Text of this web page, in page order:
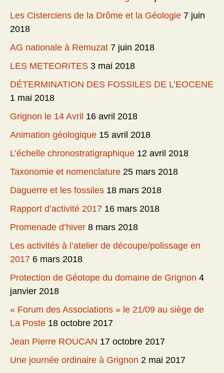
Les Cisterciens de la Drôme et la Géologie 7 juin
2018
AG nationale à Remuzat 7 juin 2018
LES METEORITES 3 mai 2018
DÉTERMINATION DES FOSSILES DE L’EOCENE
1 mai 2018
Grignon le 14 Avril 16 avril 2018
Animation géologique 15 avril 2018
L’échelle chronostratigraphique 12 avril 2018
Taxonomie et nomenclature 25 mars 2018
Daguerre et les fossiles 18 mars 2018
Rapport d’activité 2017 16 mars 2018
Promenade d’hiver 8 mars 2018
Les activités à l’atelier de découpe/polissage en
2017 6 mars 2018
Protection de Géotope du domaine de Grignon 4
janvier 2018
« Forum des Associations » le 21/09 au siège de
La Poste 18 octobre 2017
Jean Pierre ROUCAN 17 octobre 2017
Une journée ordinaire à Grignon 2 mai 2017